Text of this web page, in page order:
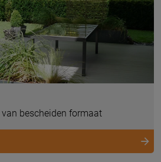
bescheiden formaat